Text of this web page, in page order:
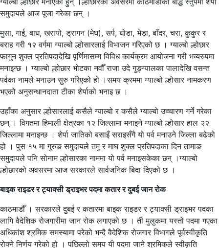
समुदायले आज पूजा गरेका छन् ।
मुसा, गाई, बाघ, खरायो, ड्रागन (मेघ), सर्प, घोडा, भेडा, बाँदर, चरा, कुकुर र
बराह गरी १२ वर्गमा ग्याल्बो ल्होसारलाई विभाजन गरिएको छ । ग्याल्बो ल्होछार
फागुन शुक्ल प्रतिपदादेखि पूर्णिमासम्म विविध कार्यक्रम आयोजना गरी भव्यरुपमा
मनाइन्छ । ग्याल्बो ल्होछार भोटका नवौँ राजा उदे गुङ्ग्यालका पालादेखि वसन्त
पर्वका नामले मनाउन सुरु गरिएको हो ।समय क्रममा ग्याल्बो ल्होसार नामकरण
भएको अनुसन्धानदाता टीका शेर्पाको भनाइ छ ।
उहाँका अनुसार ल्होसारलाई कसैले ग्याल्बो र कसैले ग्याल्बो उच्चारण गर्ने गरेका
छन् । विगतमा हिमाली क्षेत्रका १२ जिल्लामा मनाइने ग्याल्बो ल्होसार हाल २२
जिल्लामा मनाइन्छ । शेर्पा जातिको बसाइँ सराइसँगै यो पर्व मनाउने जिल्ला बढेको
हो । पुस १५ मा गुरुङ समुदायले तमु र माघ शुक्ल प्रतिपदाका दिन तामाङ
समुदायले पनि सोनाम ल्होसारका नाममा यो पर्व मनाइसकेका छन् ।ग्याल्बो
ल्होछारको अवसरमा आज सरकारले सार्वजनिक बिदा दिएको छ ।
बाइक राइडर र ट्याक्सी ड्राइभर पदमा कतार र दुबई जान रोक
काठमाडौँ । सरकारले दुबई र कतारमा बाइक राइडर र ट्याक्सी ड्राइभर पदका
लागि वैदेशिक रोजगारीमा जान रोक लगाएको छ । ती मुलुकमा यस्तो पदमा गएका
अधिकांश श्रमिक समस्यामा परेको भन्दै वैदेशिक रोजगार विभागले पूर्वस्वीकृति
रोक्ने निर्णय गरेको हो । पछिल्लो समय यी पदमा जाने श्रमिकले स्वीकृति